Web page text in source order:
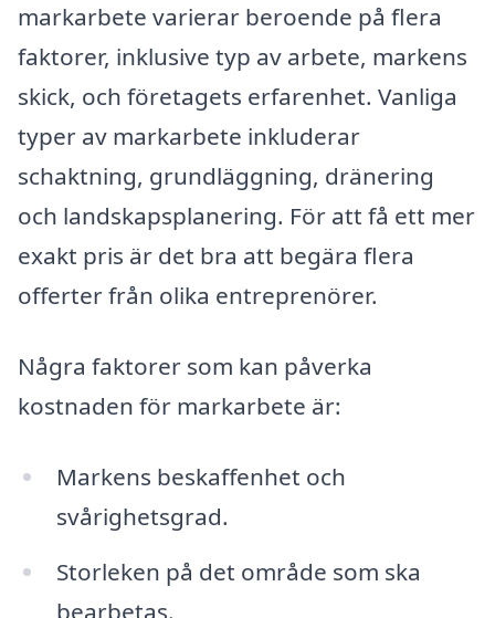
markarbete varierar beroende på flera
faktorer, inklusive typ av arbete, markens
skick, och företagets erfarenhet. Vanliga
typer av markarbete inkluderar
schaktning, grundläggning, dränering
och landskapsplanering. För att få ett mer
exakt pris är det bra att begära flera
offerter från olika entreprenörer.
Några faktorer som kan påverka
kostnaden för markarbete är:
Markens beskaffenhet och
svårighetsgrad.
Storleken på det område som ska
bearbetas.